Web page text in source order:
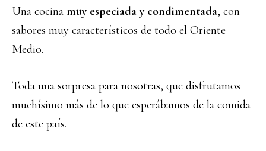
Una cocina muy especiada y condimentada, con
sabores muy característicos de todo el Oriente
Medio.
Toda una sorpresa para nosotras, que disfrutamos
muchísimo más de lo que esperábamos de la comida
de este país.